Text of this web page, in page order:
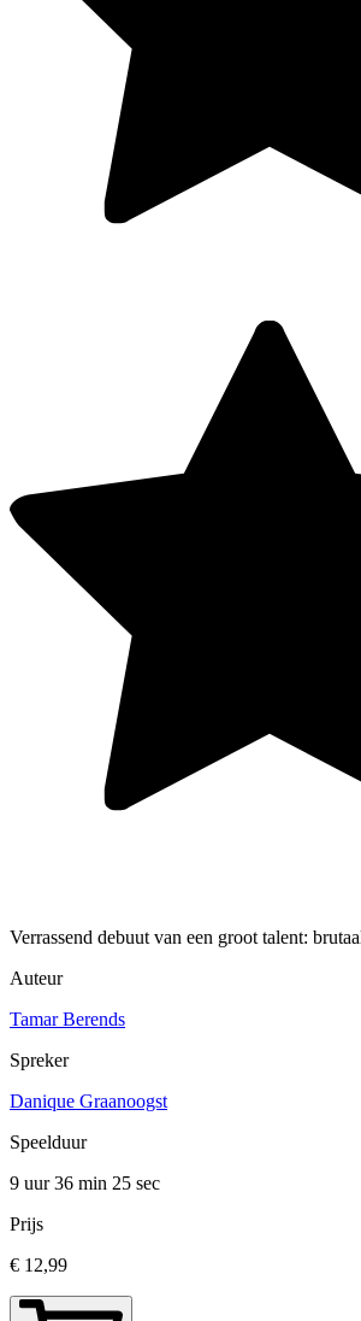
Verrassend debuut van een groot talent:
Auteur
Tamar Berends
Spreker
Danique Graanoogst
Speelduur
9 uur 36 min 25 sec
Prijs
€ 12,99